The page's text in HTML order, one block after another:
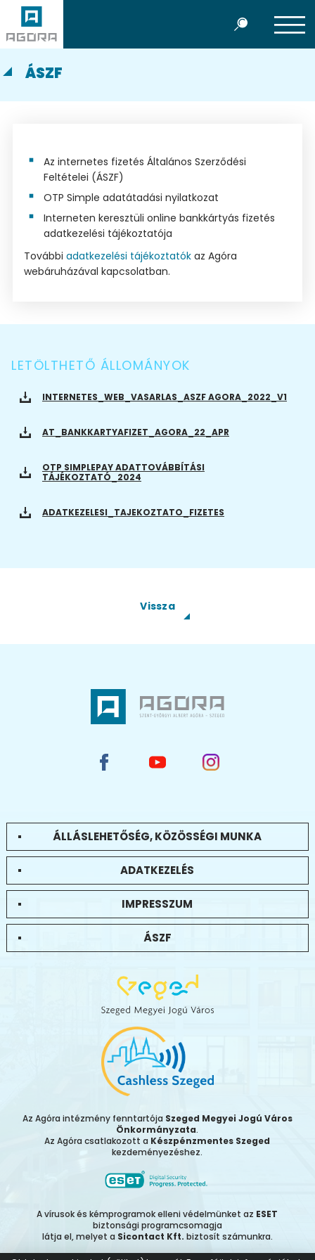
ÁSZF
Az internetes fizetés Általános Szerződési
Feltételei (ÁSZF)
OTP Simple adatátadási nyilatkozat
Interneten keresztüli online bankkártyás fizetés
adatkezelési tájékoztatója
További adatkezelési tájékoztatókaz Agóra
webáruházával kapcsolatban.
LETÖLTHETŐ ÁLLOMÁNYOK
INTERNETES_WEB_VASARLAS_ASZF AGORA_2022_V1
AT_BANKKARTYAFIZET_AGORA_22_APR
OTP SIMPLEPAY ADATTOVÁBBÍTÁSI
TÁJÉKOZTATÓ_2024
ADATKEZELESI_TAJEKOZTATO_FIZETES
Vissza
ÁLLÁSLEHETŐSÉG, KÖZÖSSÉGI MUNKA
ADATKEZELÉS
IMPRESSZUM
ÁSZF
Az Agóra intézmény fenntartója Szeged Megyei Jogú Város
Önkormányzata.
Az Agóra csatlakozott a Készpénzmentes Szeged
kezdeményezéshez.
A vírusok és kémprogramok elleni védelmünket az ESET
biztonsági programcsomagja
látja el, melyet a Sicontact Kft. biztosít számunkra.